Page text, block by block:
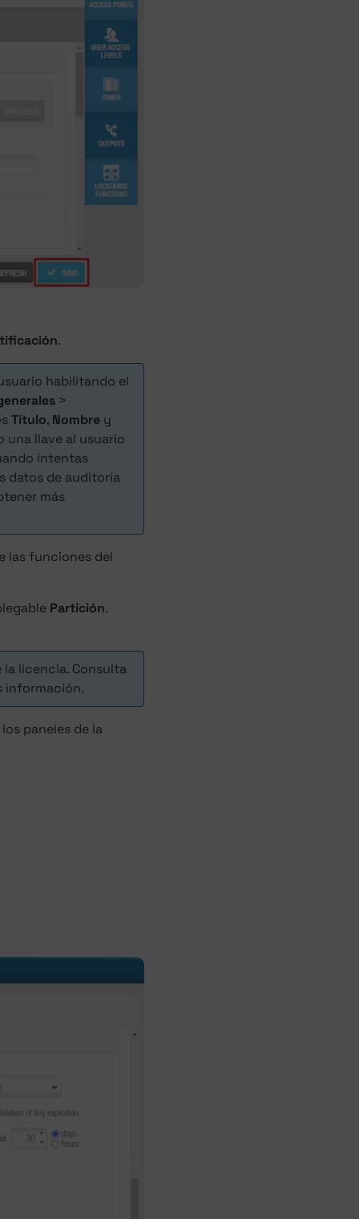
.
habilitando el
>
Título, Nombre y
una llave al usuario
intentas
datos de auditoría
más
las funciones del
Partición.
licencia. Consulta
información.
paneles de la